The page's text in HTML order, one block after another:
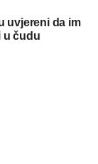
uvjereni da im
u čudu